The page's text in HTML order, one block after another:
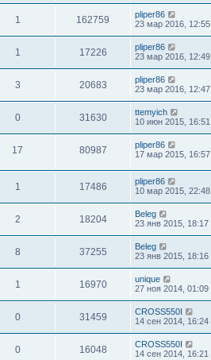
1 162759
pliper86
23 мар 2016, 12:55
1 17226
pliper86
23 мар 2016, 12:49
3 20683
pliper86
23 мар 2016, 12:47
0 31630
ttemyich
10 июн 2015, 16:51
17 80987
pliper86
17 мар 2015, 16:57
1 17486
pliper86
10 мар 2015, 22:48
2 18204
Beleg
23 янв 2015, 18:17
8 37255
Beleg
23 янв 2015, 18:16
1 16970
unique
27 ноя 2014, 01:09
0 31459
CROSS550I
14 сен 2014, 16:24
0 16048
CROSS550I
14 сен 2014, 16:21